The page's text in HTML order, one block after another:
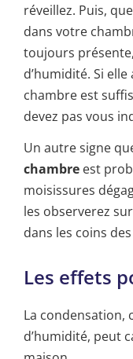
réveillez. Puis,
dans votre
toujours
d’humidité. Si
chambre est
devez pas vous
Un autre signe
chambre est
moisissures
les observerez
dans les coins
Les effets
La condensation,
d’humidité, peut